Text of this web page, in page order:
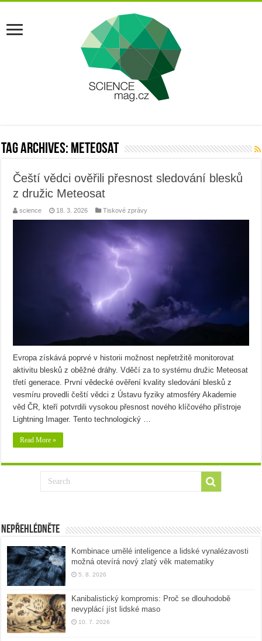
Tag Archives: Meteosat
Čeští vědci ověřili přesnost sledování blesků
z družic Meteosat
science 18. 3. 2026 Tiskové zprávy
Evropa získává poprvé v historii možnost nepřetržitě monitorovat
aktivitu blesků z oběžné dráhy. Vděčí za to systému družic Meteosat
třetí generace. První vědecké ověření kvality sledování blesků z
vesmíru provedli čeští vědci z Ústavu fyziky atmosféry Akademie
věd ČR, kteří potvrdili vysokou přesnost nového klíčového přístroje
Lightning Imager. Tento technologický …
Read More »
Nepřehlédněte
Kombinace umělé inteligence a lidské vynalézavosti
možná otevírá nový zlatý věk matematiky
5. 8. 2026
Kanibalistický kompromis: Proč se dlouhodobě
nevyplácí jíst lidské maso
10. 7. 2026